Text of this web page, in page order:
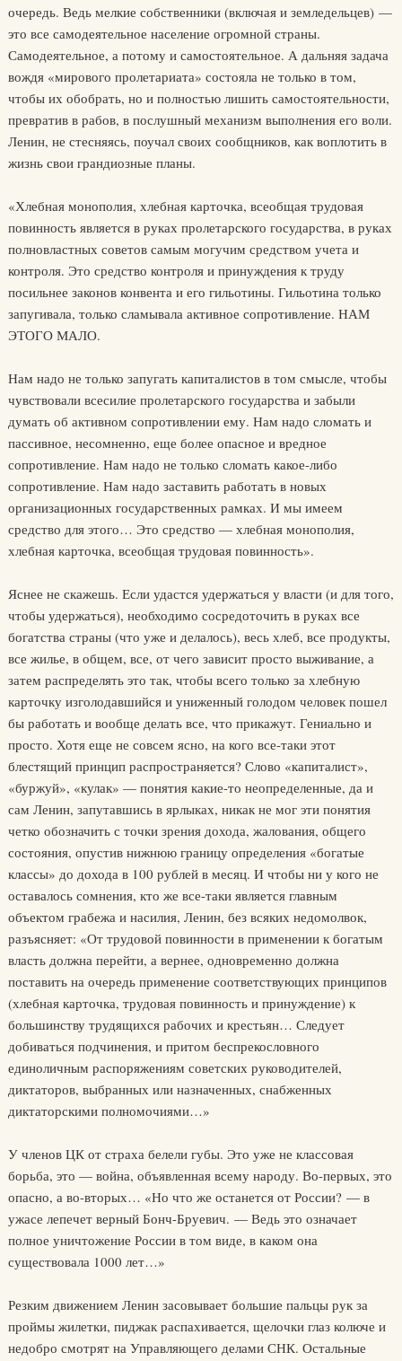
очередь. Ведь мелкие собственники (включая и земледельцев) —
это все самодеятельное население огромной страны.
Самодеятельное, а потому и самостоятельное. А дальняя задача
вождя «мирового пролетариата» состояла не только в том,
чтобы их обобрать, но и полностью лишить самостоятельности,
превратив в рабов, в послушный механизм выполнения его воли.
Ленин, не стесняясь, поучал своих сообщников, как воплотить в
жизнь свои грандиозные планы.
«Хлебная монополия, хлебная карточка, всеобщая трудовая
повинность является в руках пролетарского государства, в руках
полновластных советов самым могучим средством учета и
контроля. Это средство контроля и принуждения к труду
посильнее законов конвента и его гильотины. Гильотина только
запугивала, только сламывала активное сопротивление. НАМ
ЭТОГО МАЛО.
Нам надо не только запугать капиталистов в том смысле, чтобы
чувствовали всесилие пролетарского государства и забыли
думать об активном сопротивлении ему. Нам надо сломать и
пассивное, несомненно, еще более опасное и вредное
сопротивление. Нам надо не только сломать какое-либо
сопротивление. Нам надо заставить работать в новых
организационных государственных рамках. И мы имеем
средство для этого… Это средство — хлебная монополия,
хлебная карточка, всеобщая трудовая повинность».
Яснее не скажешь. Если удастся удержаться у власти (и для того,
чтобы удержаться), необходимо сосредоточить в руках все
богатства страны (что уже и делалось), весь хлеб, все продукты,
все жилье, в общем, все, от чего зависит просто выживание, а
затем распределять это так, чтобы всего только за хлебную
карточку изголодавшийся и униженный голодом человек пошел
бы работать и вообще делать все, что прикажут. Гениально и
просто. Хотя еще не совсем ясно, на кого все-таки этот
блестящий принцип распространяется? Слово «капиталист»,
«буржуй», «кулак» — понятия какие-то неопределенные, да и
сам Ленин, запутавшись в ярлыках, никак не мог эти понятия
четко обозначить с точки зрения дохода, жалования, общего
состояния, опустив нижнюю границу определения «богатые
классы» до дохода в 100 рублей в месяц. И чтобы ни у кого не
оставалось сомнения, кто же все-таки является главным
объектом грабежа и насилия, Ленин, без всяких недомолвок,
разъясняет: «От трудовой повинности в применении к богатым
власть должна перейти, а вернее, одновременно должна
поставить на очередь применение соответствующих принципов
(хлебная карточка, трудовая повинность и принуждение) к
большинству трудящихся рабочих и крестьян… Следует
добиваться подчинения, и притом беспрекословного
единоличным распоряжениям советских руководителей,
диктаторов, выбранных или назначенных, снабженных
диктаторскими полномочиями…»
У членов ЦК от страха белели губы. Это уже не классовая
борьба, это — война, объявленная всему народу. Во-первых, это
опасно, а во-вторых… «Но что же останется от России? — в
ужасе лепечет верный Бонч-Бруевич. — Ведь это означает
полное уничтожение России в том виде, в каком она
существовала 1000 лет…»
Резким движением Ленин засовывает большие пальцы рук за
проймы жилетки, пиджак распахивается, щелочки глаз колюче и
недобро смотрят на Управляющего делами СНК. Остальные